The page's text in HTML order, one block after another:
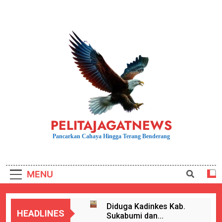
PELITAJAGATNEWS
Pancarkan Cahaya Hingga Terang Benderang
MENU
HEADLINES
Diduga Kadinkes Kab.
Sukabumi dan